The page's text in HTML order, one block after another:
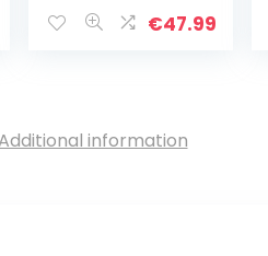
Harley Davidson
koplamp
aluminium lamp
€47.99
information